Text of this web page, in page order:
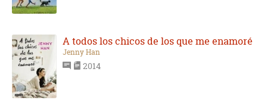
A todos los chicos de los que me enamoré
Jenny Han
2014